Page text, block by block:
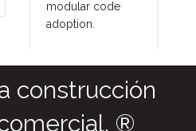
into other large
fringe areas, such
commercial cold
storage facilities,
grow houses,
outbuildings,